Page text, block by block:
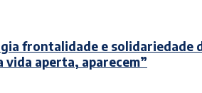
frontalidade e solidariedade
vida aperta, aparecem”